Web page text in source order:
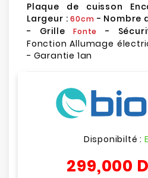
Plaque de cuisson
Largeur :60cm - Nombre
- GrilleFonte -
Fonction Allumage
- Garantie 1an
Disponibilté :
299,000